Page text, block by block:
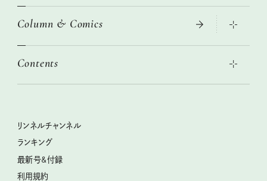
この春ほしい大人のスニーカー 2026春夏
本当に使える「旅道具」
母の日に贈りたい、お花モチーフのアイテム
2026年春夏 トレンドファッションニュース
女子旅おすすめスポット 暮らすように心地いいリンネル旅ガイ
リンネル 暮らしの道具大賞
ナチュラルメイクレッスン
喜ばれる贈り物手帖
Column & Comics
ぐれいさん
空想喫茶トラノコクさんのあの店この店、喫茶訪問日記
圷みほさんのゆるっと週末キャンプ通信
Contents
リンネル暮らし部
リンネルチャンネル
おぱんつ君のわくわく楽しい一週間占い
毎日が心地よくなるリンネルタロット
リンネルチャンネル
ランキング
最新号&付録
利用規約